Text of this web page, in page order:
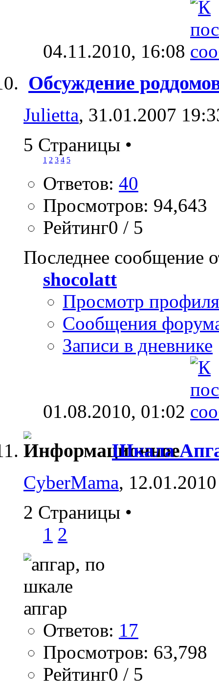
04.11.2010, 16:08
Обсуждение
Julietta, 31.01.2007
5 Страницы •
1 2 3 4 5
Ответов: 40
Просмотров: 94,643
Рейтинг0 / 5
Последнее сообщение
shocolatt
Просмотр профиля
Сообщения
Записи в дневнике
01.08.2010, 01:02
Шкала
CyberMama,
2 Страницы •
1 2
Ответов: 17
Просмотров: 63,798
Рейтинг0 / 5